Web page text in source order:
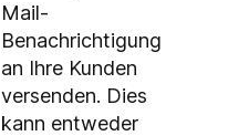
Mail-
Benachrichtigung
an Ihre Kunden
versenden. Dies
kann entweder